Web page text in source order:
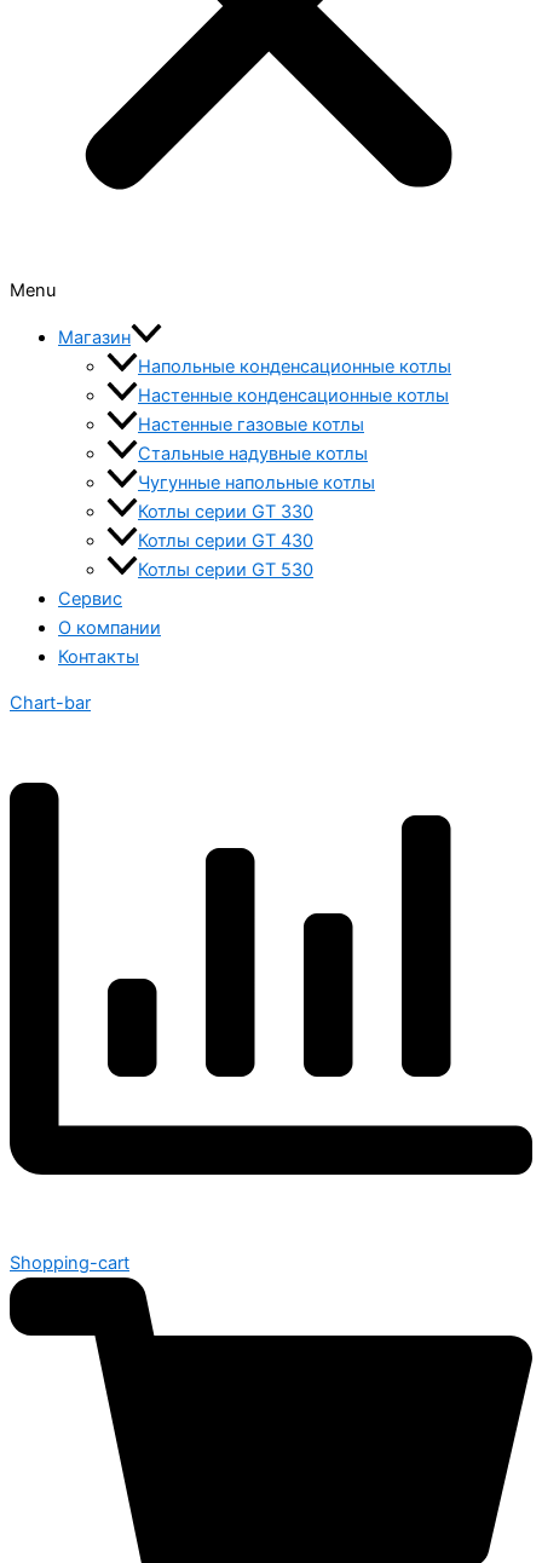
Menu
Магазин
Напольные конденсационные котлы
Настенные конденсационные котлы
Настенные газовые котлы
Стальные надувные котлы
Чугунные напольные котлы
Котлы серии GT 330
Котлы серии GT 430
Котлы серии GT 530
Сервис
О компании
Контакты
Chart-bar
Shopping-cart